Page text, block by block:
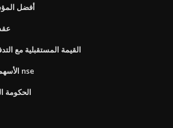
أفضل
القيمة المستقبلية مع
الأسهم على الإنترنت المخططات nse
الحكومة